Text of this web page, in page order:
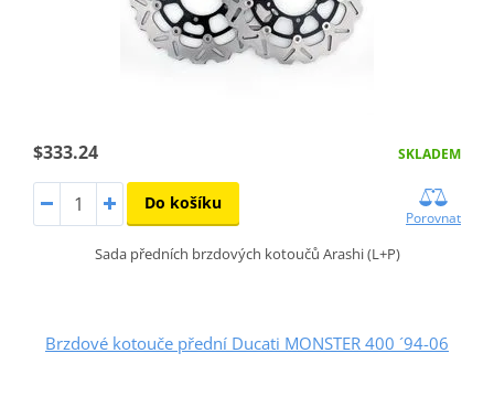
$333.24 SKLADEM
Do košíku
Porovnat
Sada předních brzdových kotoučů Arashi (L+P)
Brzdové kotouče přední Ducati MONSTER 400 ´94-06